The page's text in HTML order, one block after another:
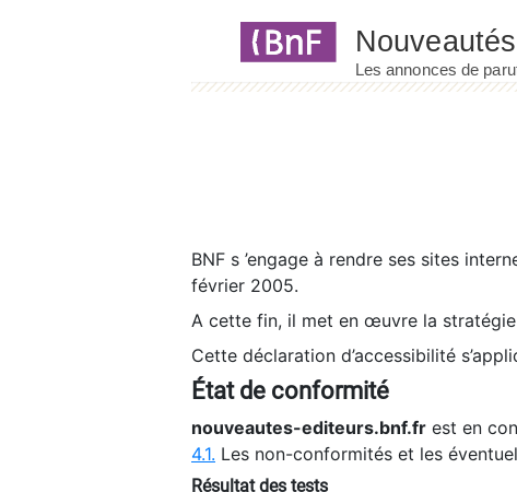
BNF s ’engage à rendre ses sites
février 2005.
A cette fin, il met en œuvre la
Cette déclaration d’accessibilité
État de conformité
nouveautes-editeurs.bnf.fr est en
4.1. Les non-conformités et les
Résultat des tests